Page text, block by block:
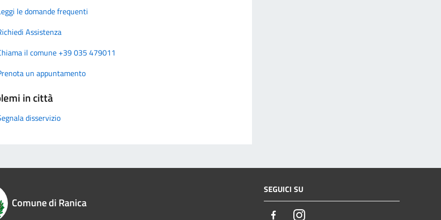
le domande frequenti
Assistenza
il comune +39 035 479011
un appuntamento
in città
disservizio
Comune di Ranica
SEGUICI SU
FacebookInstagram